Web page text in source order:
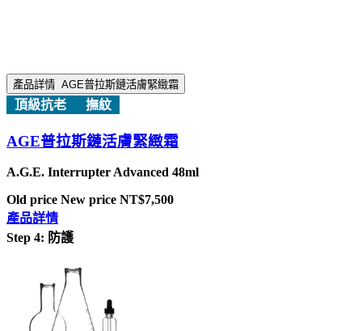
產品詳情 AGE普拉斯鏈活膚緊緻霜
頂級抗老 撫紋
AGE普拉斯鏈活膚緊緻霜
A.G.E. Interrupter Advanced 48ml
Old price New price NT$7,500
產品詳情
Step 4: 防護